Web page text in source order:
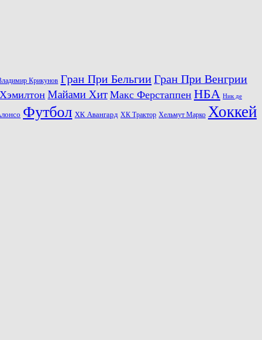
Крикунов Гран При БельгииГран При Венгрии
Майами Хит Макс Ферстаппен НБА Ник де
Футбол ХК Авангард ХК Трактор Хельмут Марко Хоккей